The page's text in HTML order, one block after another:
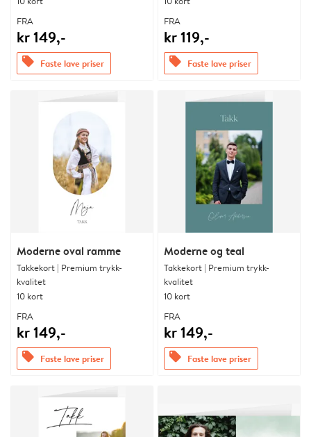
FRA
kr 149,-
offers Faste lave priser
FRA
kr 119,-
offers Faste lave priser
Moderne oval ramme
Takkekort | Premium trykk-
kvalitet
10 kort
FRA
kr 149,-
offers Faste lave priser
Moderne og teal
Takkekort | Premium trykk-
kvalitet
10 kort
FRA
kr 149,-
offers Faste lave priser